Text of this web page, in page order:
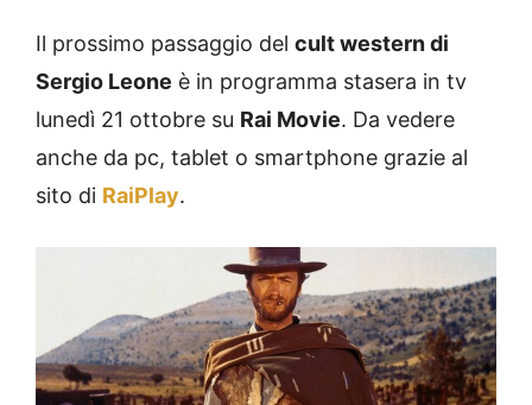
Il prossimo passaggio del cult western di
Sergio Leone è in programma stasera in tv
lunedì 21 ottobre su Rai Movie. Da vedere
anche da pc, tablet o smartphone grazie al
sito di RaiPlay.